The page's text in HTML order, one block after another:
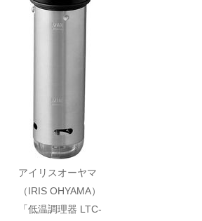
アイリスオーヤマ
（IRIS OHYAMA）
「低温調理器 LTC-